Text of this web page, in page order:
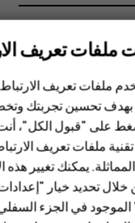
ملفات تعريف
ملفات تعريف
بهدف تحسين تجربتك
على "قبول الكل"،
ملفات تعريف
يمكنك تغيير
تحديد خيار
الموجود في الجزء